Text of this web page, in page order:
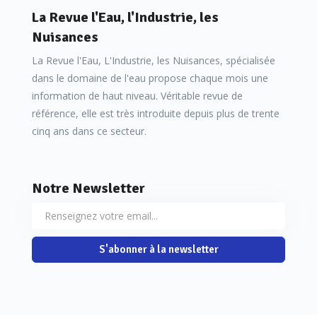
La Revue l'Eau, l'Industrie, les
Nuisances
La Revue l'Eau, L'Industrie, les Nuisances, spécialisée
dans le domaine de l'eau propose chaque mois une
information de haut niveau. Véritable revue de
référence, elle est très introduite depuis plus de trente
cinq ans dans ce secteur.
Notre Newsletter
S'abonner à la newsletter